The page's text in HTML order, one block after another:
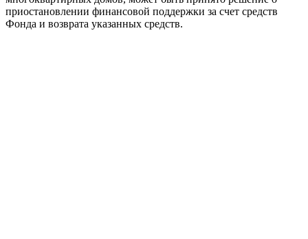
приостановлении финансовой поддержки за счет средств
Фонда и возврата указанных средств.